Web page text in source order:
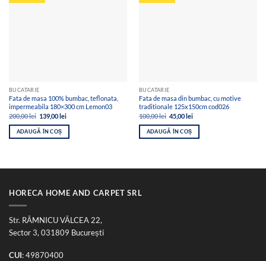
BUCATARIE
Fata de masa 100% bumbac, teflonata,
impermeabila 180×300 cm Lemon03
200,00lei Prețul
inițial
a
fost:
200,00 lei.
139,00leiPrețul
este:
ADAUGĂ ÎN COȘ
BUCATARIE
Fata de masa din bumbac, cu motive
traditionale 125x150cm cod026
100,00lei Prețul
inițial
a
fost:
100,00 lei.
45,00leiPrețul
este:
ADAUGĂ ÎN COȘ
HORECA HOME AND CARPET SRL
Str. RÂMNICU VÂLCEA 22,
Sector 3, 031809 București
CUI: 49870400